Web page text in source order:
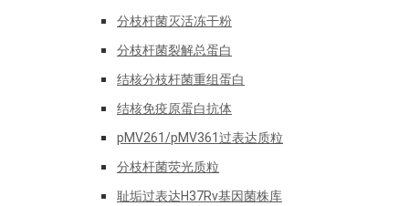
分枝杆菌灭活冻干粉
分枝杆菌裂解总蛋白
结核分枝杆菌重组蛋白
结核免疫原蛋白抗体
pMV261/pMV361过表达质粒
分枝杆菌荧光质粒
耻垢过表达H37Rv基因菌株库